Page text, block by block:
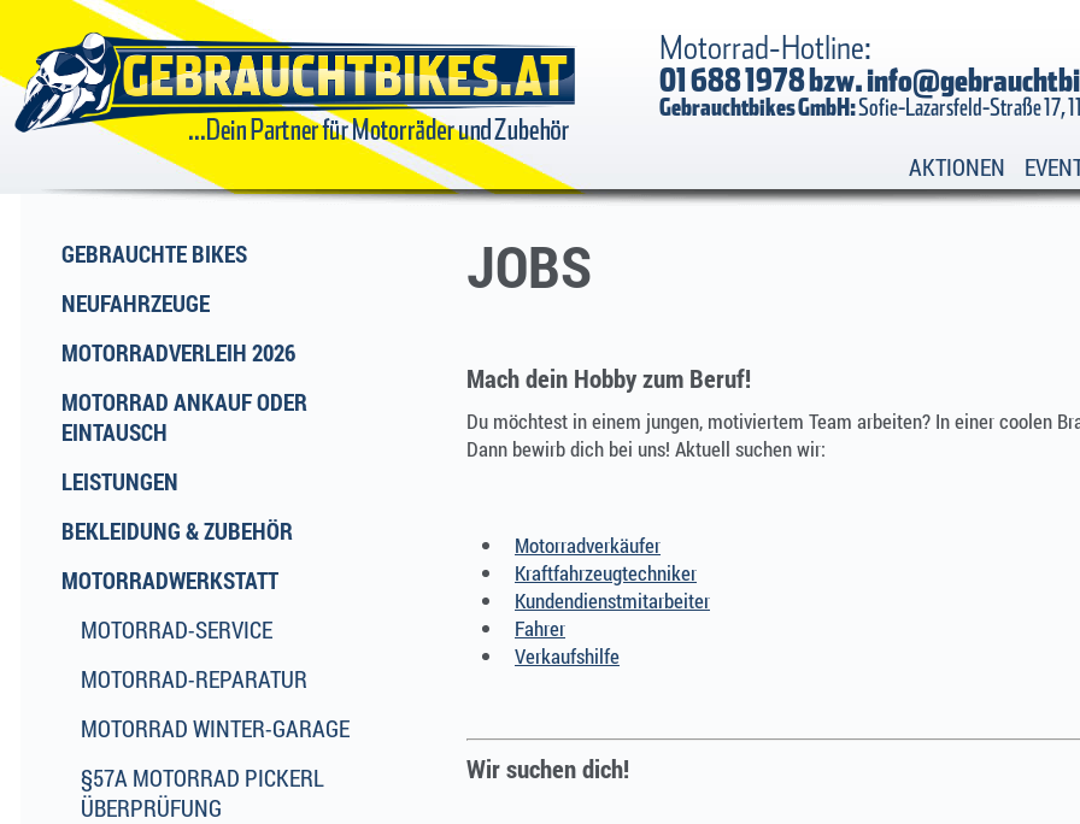
GEBRAUCHTBIKES
...DEIN
PARTNER FÜR
MOTORRÄDER
UND ZUBEHÖR
Motorrad-Hotline:
01 688 1978 bzw.
Gebrauchtbikes GmbH:Sofie-Lazarsfeld-Straße 17,
AKTIONEN
JOBS
Mach dein Hobby zum Beruf!
Du möchtest in einem jungen, motiviertem Team arbeiten? In einer coolen
Dann bewirb dich bei uns! Aktuell suchen wir:
Motorradverkäufer
Kraftfahrzeugtechniker
Kundendienstmitarbeiter
Fahrer
Verkaufshilfe
Wir suchen dich!
GEBRAUCHTE BIKES
NEUFAHRZEUGE
MOTORRADVERLEIH 2026
MOTORRAD ANKAUF ODER
EINTAUSCH
LEISTUNGEN
BEKLEIDUNG & ZUBEHÖR
MOTORRADWERKSTATT
MOTORRAD-SERVICE
MOTORRAD-REPARATUR
MOTORRAD WINTER-GARAGE
§57A MOTORRAD PICKERL
ÜBERPRÜFUNG